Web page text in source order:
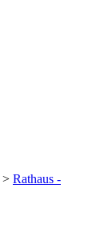
> Rathaus -